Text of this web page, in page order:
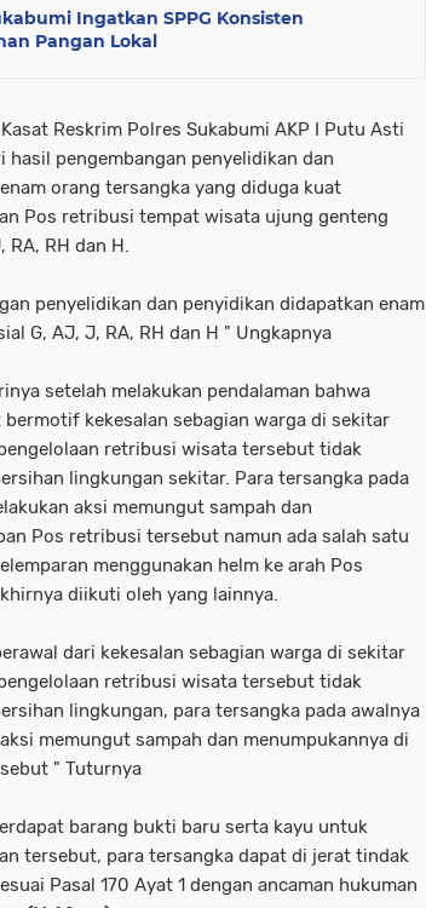
Ingatkan SPPG Konsisten
Pangan Lokal
Reskrim Polres Sukabumi AKP I Putu Asti
hasil pengembangan penyelidikan dan
orang tersangka yang diduga kuat
Pos retribusi tempat wisata ujung genteng
RH dan H.
penyelidikan dan penyidikan didapatkan enam
G, AJ, J, RA, RH dan H " Ungkapnya
setelah melakukan pendalaman bahwa
kekesalan sebagian warga di sekitar
retribusi wisata tersebut tidak
lingkungan sekitar. Para tersangka pada
aksi memungut sampah dan
Pos retribusi tersebut namun ada salah satu
menggunakan helm ke arah Pos
diikuti oleh yang lainnya.
dari kekesalan sebagian warga di sekitar
retribusi wisata tersebut tidak
lingkungan, para tersangka pada awalnya
memungut sampah dan menumpukannya di
" Tuturnya
barang bukti baru serta kayu untuk
tersebut, para tersangka dapat di jerat tindak
Pasal 170 Ayat 1 dengan ancaman hukuman